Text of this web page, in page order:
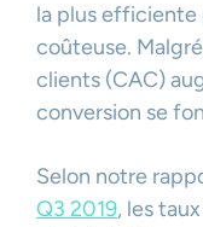
la plus efficiente
coûteuse.
clients (CAC)
conversion se
Selon notre
Q3 2019, les